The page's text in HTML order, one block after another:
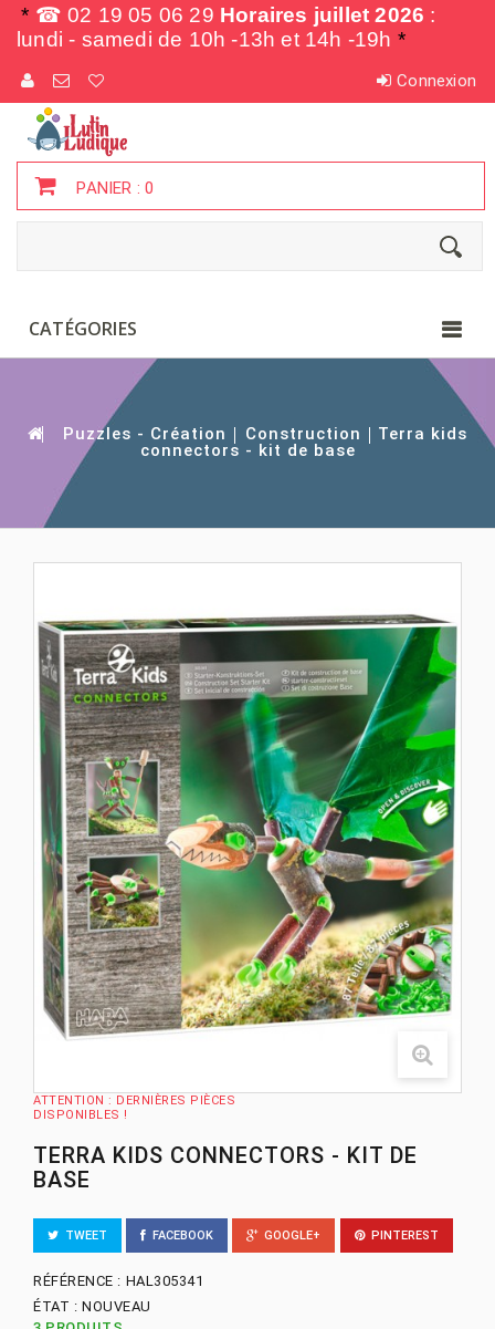
* ☎ 02 19 05 06 29 Horaires juillet 2026 :
lundi - samedi de 10h -13h et 14h -19h *
Connexion
PANIER :0
CATÉGORIES
Puzzles - Création Construction
Terra kids
connectors - kit de base
ATTENTION : DERNIÈRES PIÈCES
DISPONIBLES !
TERRA KIDS CONNECTORS - KIT DE
BASE
TWEET FACEBOOK GOOGLE+ PINTEREST
RÉFÉRENCE : HAL305341
ÉTAT : NOUVEAU